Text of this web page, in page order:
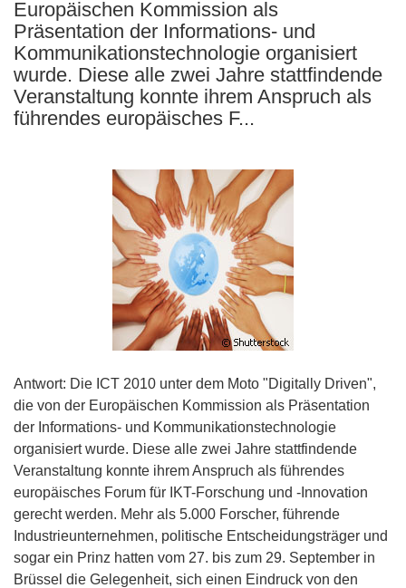
Europäischen Kommission als
Präsentation der Informations- und
Kommunikationstechnologie organisiert
wurde. Diese alle zwei Jahre stattfindende
Veranstaltung konnte ihrem Anspruch als
führendes europäisches F...
Antwort: Die ICT 2010 unter dem Moto "Digitally Driven",
die von der Europäischen Kommission als Präsentation
der Informations- und Kommunikationstechnologie
organisiert wurde. Diese alle zwei Jahre stattfindende
Veranstaltung konnte ihrem Anspruch als führendes
europäisches Forum für IKT-Forschung und -Innovation
gerecht werden. Mehr als 5.000 Forscher, führende
Industrieunternehmen, politische Entscheidungsträger und
sogar ein Prinz hatten vom 27. bis zum 29. September in
Brüssel die Gelegenheit, sich einen Eindruck von den